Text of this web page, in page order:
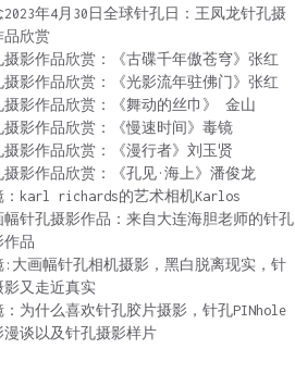
2023年4月30日全球针孔日：王凤龙针孔摄
品欣赏
摄影作品欣赏：《古碟千年傲苍穹》张红
摄影作品欣赏：《光影流年驻佛门》张红
摄影作品欣赏：《舞动的丝巾》 金山
摄影作品欣赏：《慢速时间》毒镜
摄影作品欣赏：《漫行者》刘玉贤
摄影作品欣赏：《孔见·海上》潘俊龙
：karl richards的艺术相机Karlos
幅针孔摄影作品：来自大连海胆老师的针孔
作品
:大画幅针孔相机摄影，黑白脱离现实，针
影又走近真实
：为什么喜欢针孔胶片摄影，针孔PINhole
漫谈以及针孔摄影样片